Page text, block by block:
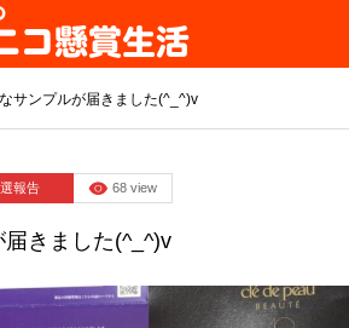
サンプルが届きました(^_^)v
報告 68 view
きました(^_^)v